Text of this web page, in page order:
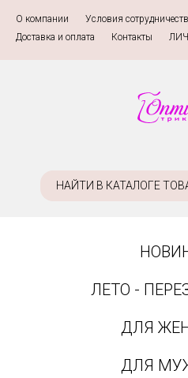
О компании Условия
Доставка и оплата
Контакты
НАЙТИ В КАТАЛОГЕ
ЛЕТО -
ДЛЯ
ДЛЯ